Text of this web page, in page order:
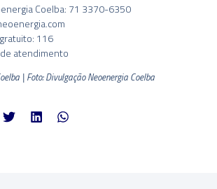
Coelba: 71 3370-6350
116
atendimento
| Foto: Divulgação Neoenergia Coelba